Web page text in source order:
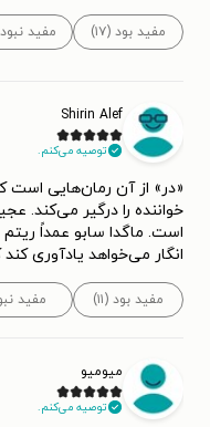
مفید بود (۱۷) مفید نبود
Shirin Alef
توصیه می‌کنم.
«در» از آن رمان‌هایی است
خواننده را درگیر می‌کند.
است. ماگدا سابو عمداً ریتم
انگار می‌خواهد یادآوری
مفید بود (۱۱) مفید
میومیو
توصیه می‌کنم.